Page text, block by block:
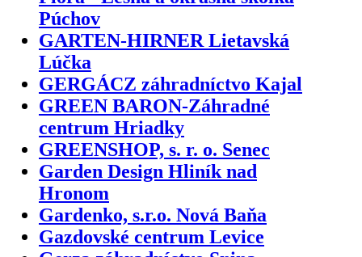
Púchov
GARTEN-HIRNER Lietavská
Lúčka
GERGÁCZ záhradníctvo Kajal
GREEN BARON-Záhradné
centrum Hriadky
GREENSHOP, s. r. o. Senec
Garden Design Hliník nad
Hronom
Gardenko, s.r.o. Nová Baňa
Gazdovské centrum Levice